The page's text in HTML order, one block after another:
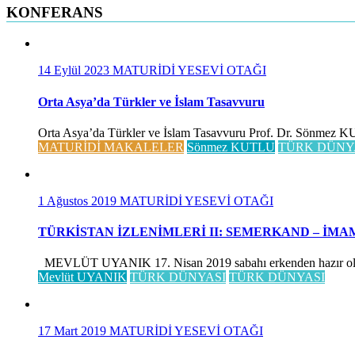
KONFERANS
14 Eylül 2023 MATURİDİ YESEVİ OTAĞI
Orta Asya’da Türkler ve İslam Tasavvuru
Orta Asya’da Türkler ve İslam Tasavvuru Prof. Dr. Sönmez
MATURİDİ MAKALELER Sönmez KUTLU TÜRK
1 Ağustos 2019 MATURİDİ YESEVİ OTAĞI
TÜRKİSTAN İZLENİMLERİ II: SEMERKAND –
MEVLÜT UYANIK 17. Nisan 2019 sabahı erkenden hazır
Mevlüt UYANIK TÜRK DÜNYASI TÜRK DÜNYASI
17 Mart 2019 MATURİDİ YESEVİ OTAĞI